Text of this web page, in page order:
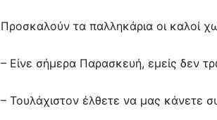
Προσκαλούν τα παλληκάρια οι καλοί
– Είνε σήμερα Παρασκευή, εμείς δεν
– Τουλάχιστον έλθετε να μας κάνετε